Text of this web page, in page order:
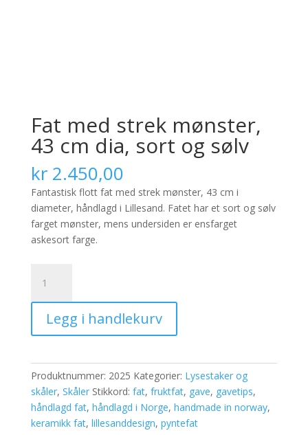
Fat med strek mønster,
43 cm dia, sort og sølv
kr2.450,00
Fantastisk flott fat med strek mønster, 43 cm i
diameter, håndlagd i Lillesand. Fatet har et sort og sølv
farget mønster, mens undersiden er ensfarget
askesort farge.
med
strek
mønster,
43
dia,
sort
og
sølv
antall
Legg i handlekurv
Produktnummer: 2025 Kategorier: Lysestaker og
skåler, Skåler Stikkord: fat, fruktfat, gave, gavetips,
håndlagd fat, håndlagd i Norge, handmade in norway,
keramikk fat, lillesanddesign, pyntefat